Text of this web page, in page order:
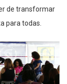
de transformar
para todas.